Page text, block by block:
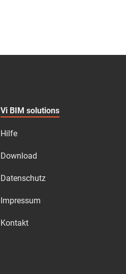
Vi BIM solutions
Hilfe
Download
Datenschutz
Impressum
Kontakt